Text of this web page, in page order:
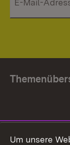
Um unsere